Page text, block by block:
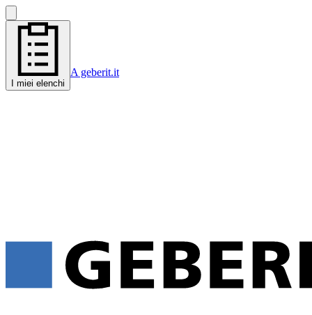
I miei elenchi
A geberit.it